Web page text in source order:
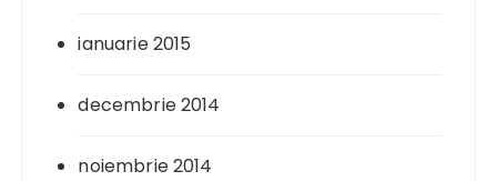
ianuarie 2015
decembrie 2014
noiembrie 2014